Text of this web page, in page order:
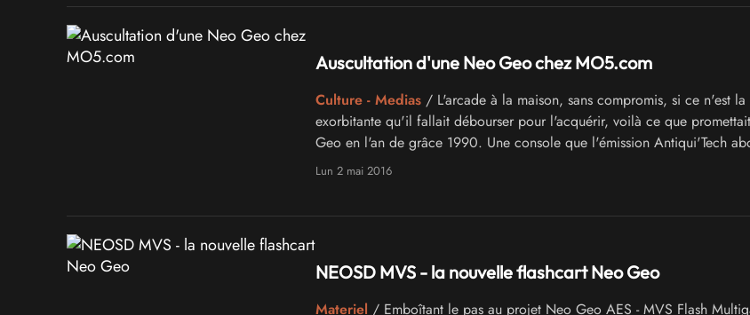
Auscultation d'une Neo Geo chez MO5.com
Culture - Medias/ L'arcade à la maison, sans compromis, si ce n'est la
exorbitante qu'il fallait débourser pour l'acquérir, voilà ce que
Geo en l'an de grâce 1990. Une console que l'émission Antiqui'Tech
en partenariat avec l'association Mo5.com.
Lun 2 mai 2016
NEOSD MVS - la nouvelle flashcart Neo Geo
Materiel / Emboîtant le pas au projet Neo Geo AES - MVS Flash